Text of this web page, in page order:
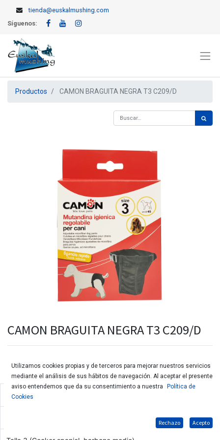
tienda@euskalmushing.com
Síguenos:
Productos CAMON BRAGUITA NEGRA T3 C209/D
CAMON BRAGUITA NEGRA T3 C209/D
Bragitas higiénicas ajustables de microfibra para perros.
Utilizamos cookies propias y de terceros para mejorar nuestros servicios
mediante el análisis de sus hábitos de navegación. Al aceptar el presente
aviso entendemos que da su consentimiento a nuestra
Política de
Cookies
Rechazo Acepto